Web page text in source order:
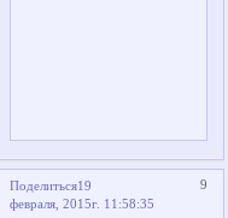
Поделиться 9
19
февраля, 2015г. 11:58:35